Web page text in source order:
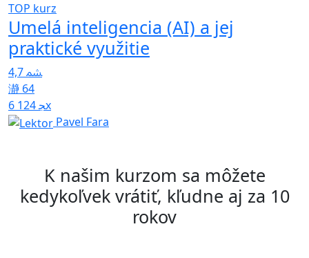
TOP kurz
Umelá inteligencia (AI) a jej
praktické využitie
4,7
64
6 124x
Pavel Fara
K našim kurzom sa môžete
kedykoľvek vrátiť, kľudne aj za 10
rokov